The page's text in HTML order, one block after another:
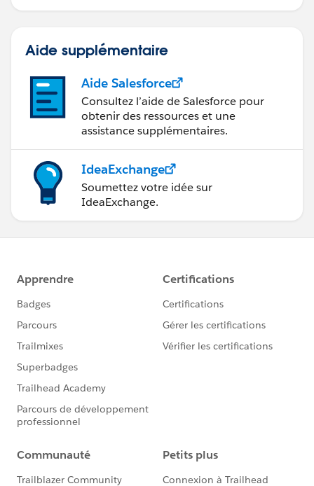
Aide supplémentaire
Aide Salesforce
Consultez l’aide de Salesforce pour
obtenir des ressources et une
assistance supplémentaires.
IdeaExchange
Soumettez votre idée sur
IdeaExchange.